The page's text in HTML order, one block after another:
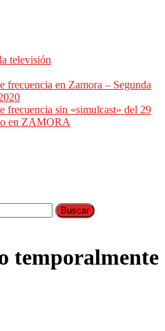
televisión
frecuencia en Zamora – Segunda
frecuencia sin «simulcast» del 29
en ZAMORA
temporalmente